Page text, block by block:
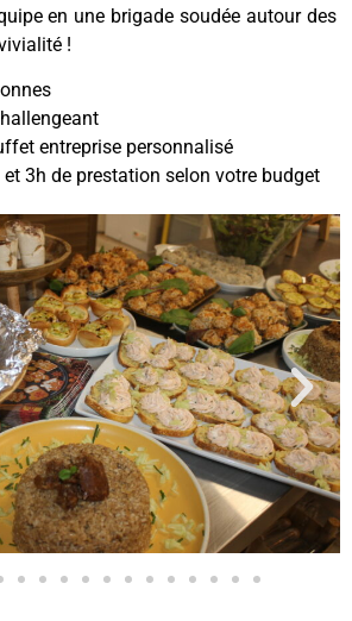
en une brigade soudée autour des
!
entreprise personnalisé
3h de prestation selon votre budget